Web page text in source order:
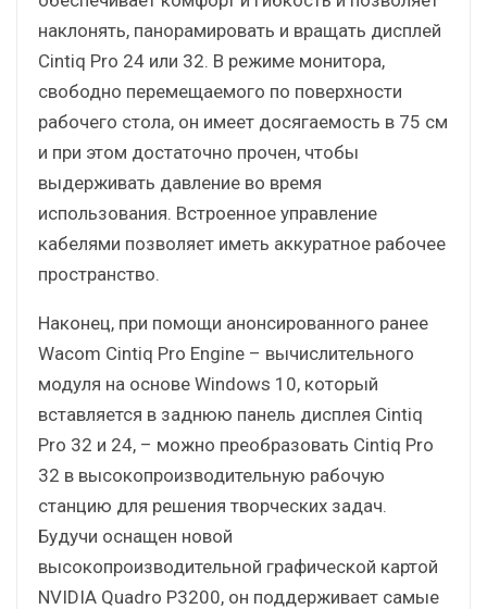
наклонять, панорамировать и вращать дисплей
Cintiq Pro 24 или 32. В режиме монитора,
свободно перемещаемого по поверхности
рабочего стола, он имеет досягаемость в 75 см
и при этом достаточно прочен, чтобы
выдерживать давление во время
использования. Встроенное управление
кабелями позволяет иметь аккуратное рабочее
пространство.
Наконец, при помощи анонсированного ранее
Wacom Cintiq Pro Engine – вычислительного
модуля на основе Windows 10, который
вставляется в заднюю панель дисплея Cintiq
Pro 32 и 24, – можно преобразовать Cintiq Pro
32 в высокопроизводительную рабочую
станцию для решения творческих задач.
Будучи оснащен новой
высокопроизводительной графической картой
NVIDIA Quadro P3200, он поддерживает самые